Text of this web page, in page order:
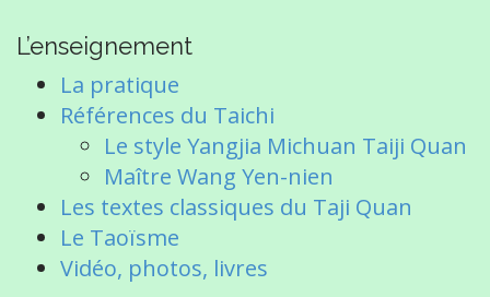
L’enseignement
La pratique
Références du Taichi
Le style Yangjia Michuan Taiji Quan
Maître Wang Yen-nien
Les textes classiques du Taji Quan
Le Taoïsme
Vidéo, photos, livres